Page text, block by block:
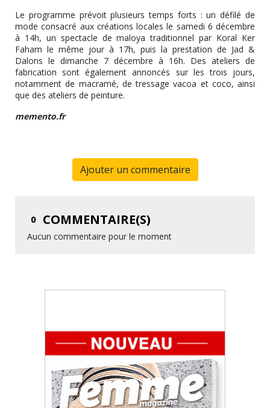
Le programme prévoit plusieurs temps forts : un défilé de
mode consacré aux créations locales le samedi 6 décembre
à 14h, un spectacle de maloya traditionnel par Koral Ker
Faham le même jour à 17h, puis la prestation de Jad &
Dalons le dimanche 7 décembre à 16h. Des ateliers de
fabrication sont également annoncés sur les trois jours,
notamment de macramé, de tressage vacoa et coco, ainsi
que des ateliers de peinture.
memento.fr
Ajouter un commentaire
0 COMMENTAIRE(S)
Aucun commentaire pour le moment